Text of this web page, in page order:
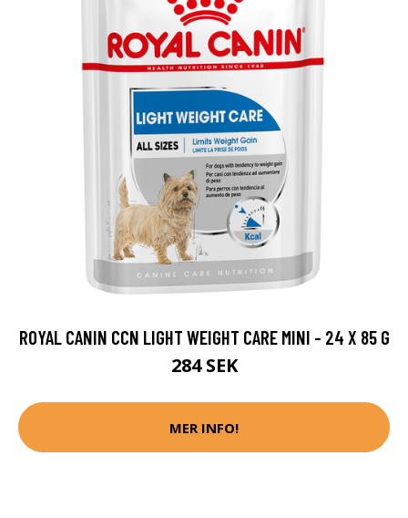
ROYAL CANIN CCN LIGHT WEIGHT CARE MINI - 24 X 85 G
284 SEK
MER INFO!